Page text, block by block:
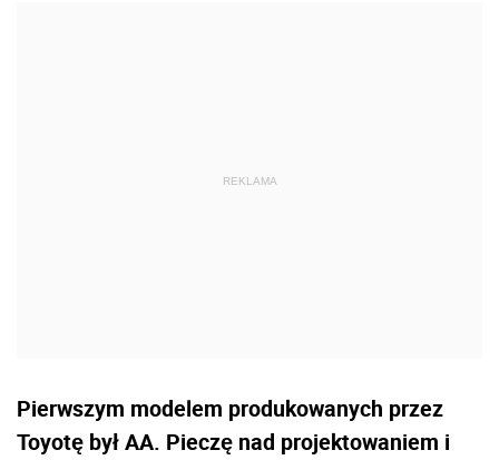
Pierwszym modelem produkowanych przez
Toyotę był AA. Pieczę nad projektowaniem i